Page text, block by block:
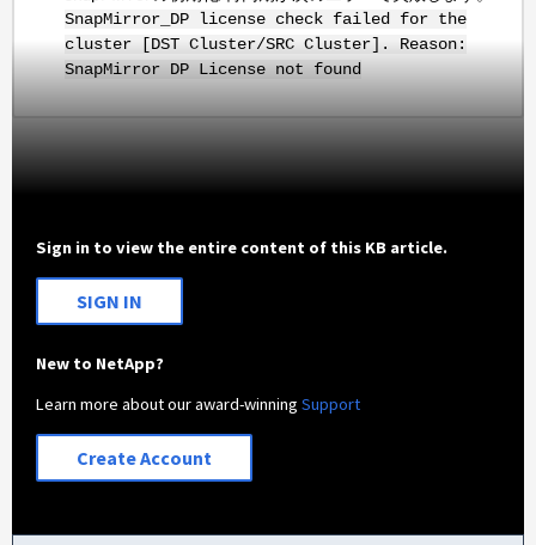
SnapMirror_DP license check failed for the
cluster [DST Cluster/SRC Cluster]. Reason:
SnapMirror DP License not found
Sign in to view the entire content of this KB article.
SIGN IN
New to NetApp?
Learn more about our award-winningSupport
Create Account